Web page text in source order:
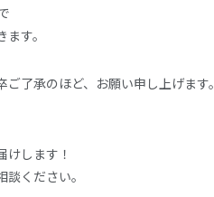
す。
了承のほど、お願い申し上げます。
します！
ください。